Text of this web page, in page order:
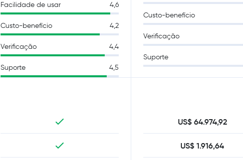
Facilidade de usar 4,6
Custo-benefício 4,2
Verificação 4,4
Suporte 4,5
Custo-benefício
Verificação
Suporte
US$ 64.974,92
US$ 1.916,64